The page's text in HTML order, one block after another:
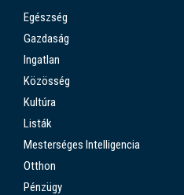
Egészség
Gazdaság
Ingatlan
Közösség
Kultúra
Listák
Mesterséges Intelligencia
Otthon
Pénzügy